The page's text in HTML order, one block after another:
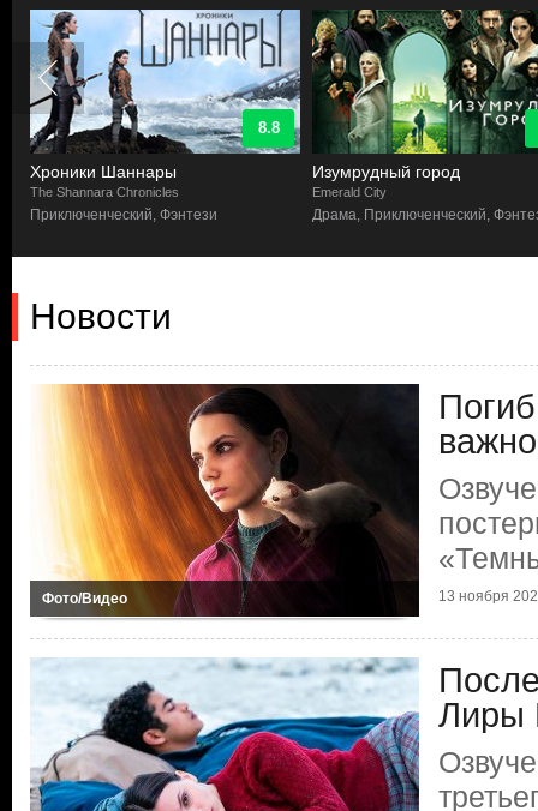
8.8
Хроники Шаннары
The Shannara Chronicles
Приключенческий, Фэнтези
Изумрудный город
Emerald City
Драма, Приключенческий,
Новости
Фото/Видео 13 ноября
Лиры